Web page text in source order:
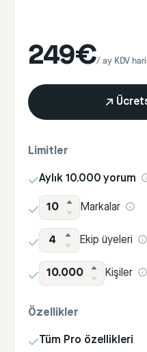
249€/ ay KDV
Limitler
Aylık 10.000 yorum
10 Markalar
4 Ekip üyeleri
10.000 Kişiler
Özellikler
Tüm Pro özellikleri